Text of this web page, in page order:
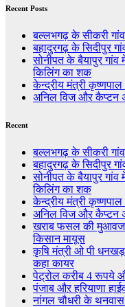
Recent Posts
बल्लभगढ़ के सीकरी
बहादुरगढ़ के सिदीपुर
सोनीपत के बैयापुर गांव
किलिंग का शक
केन्द्रीय मंत्री
अनिल विज औऱ कैप्टन
Recent
बल्लभगढ़ के सीकरी
बहादुरगढ़ के सिदीपुर
सोनीपत के बैयापुर गांव
किलिंग का शक
केन्द्रीय मंत्री
अनिल विज औऱ कैप्टन
खराब फसल की
किसान मायूस
कृषि मंत्री ओ पी
कहा कायर
पेट्रोल करीब 4 रूपये
पंजाब औऱ हरियाणा
नांगल चौधरी के